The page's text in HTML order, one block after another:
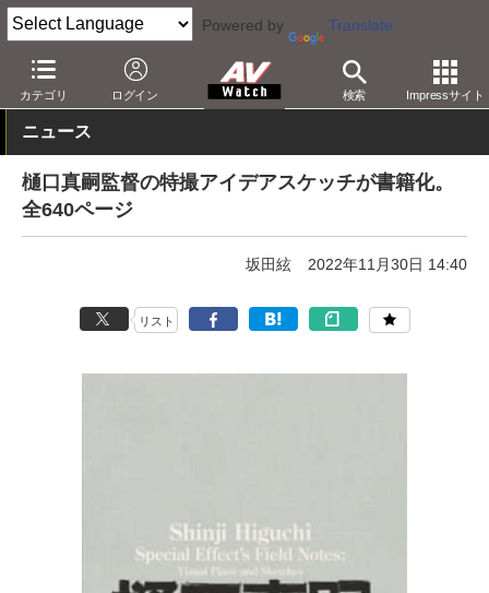
Powered by Translate
カテゴリ ログイン 検索 Impressサイト
AV Watch コンテンツ・サービス 映画 映画作品
ニュース
樋口真嗣監督の特撮アイデアスケッチが書籍化。
全640ページ
坂田絃 2022年11月30日 14:40
リスト